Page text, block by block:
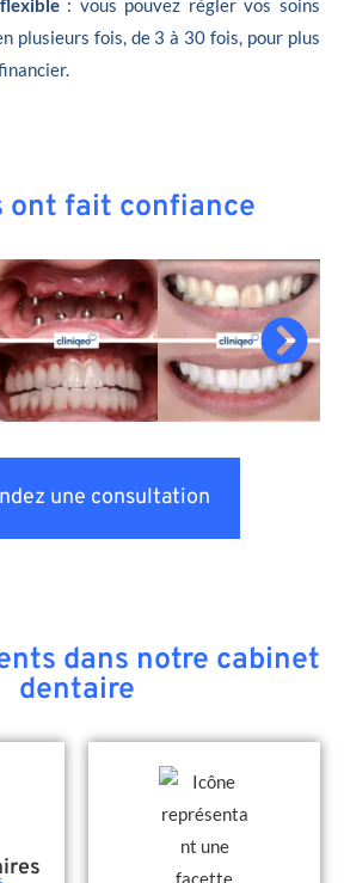
plusieurs fois, de 3 à 30 fois, pour plus
ont fait confiance
une consultation
dans notre cabinet
dentaire